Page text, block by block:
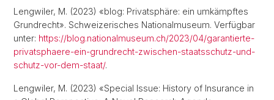
Lengwiler, M. (2023) «blog: Privat­sphä­re: ein umkämpf­tes
Grundrecht». Schweizerisches Nationalmuseum. Verfügbar
unter: https://blog.nationalmuseum.ch/2023/04/garantierte-
privatsphaere-ein-grundrecht-zwischen-staatsschutz-und-
schutz-vor-dem-staat/.
Lengwiler, M. (2023) «Special Issue: History of Insurance in